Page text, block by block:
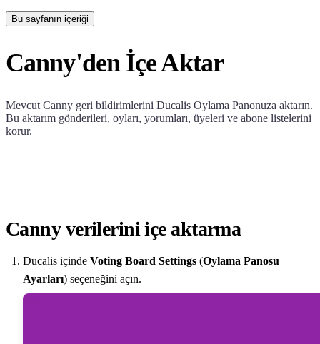
Bu sayfanın içeriği
Canny'den İçe Aktar
Mevcut Canny geri bildirimlerini Ducalis Oylama Panonuza aktarın.
Bu aktarım gönderileri, oyları, yorumları, üyeleri ve abone listelerini
korur.
Canny verilerini içe aktarma
Ducalis içinde Voting Board Settings (Oylama Panosu
Ayarları) seçeneğini açın.